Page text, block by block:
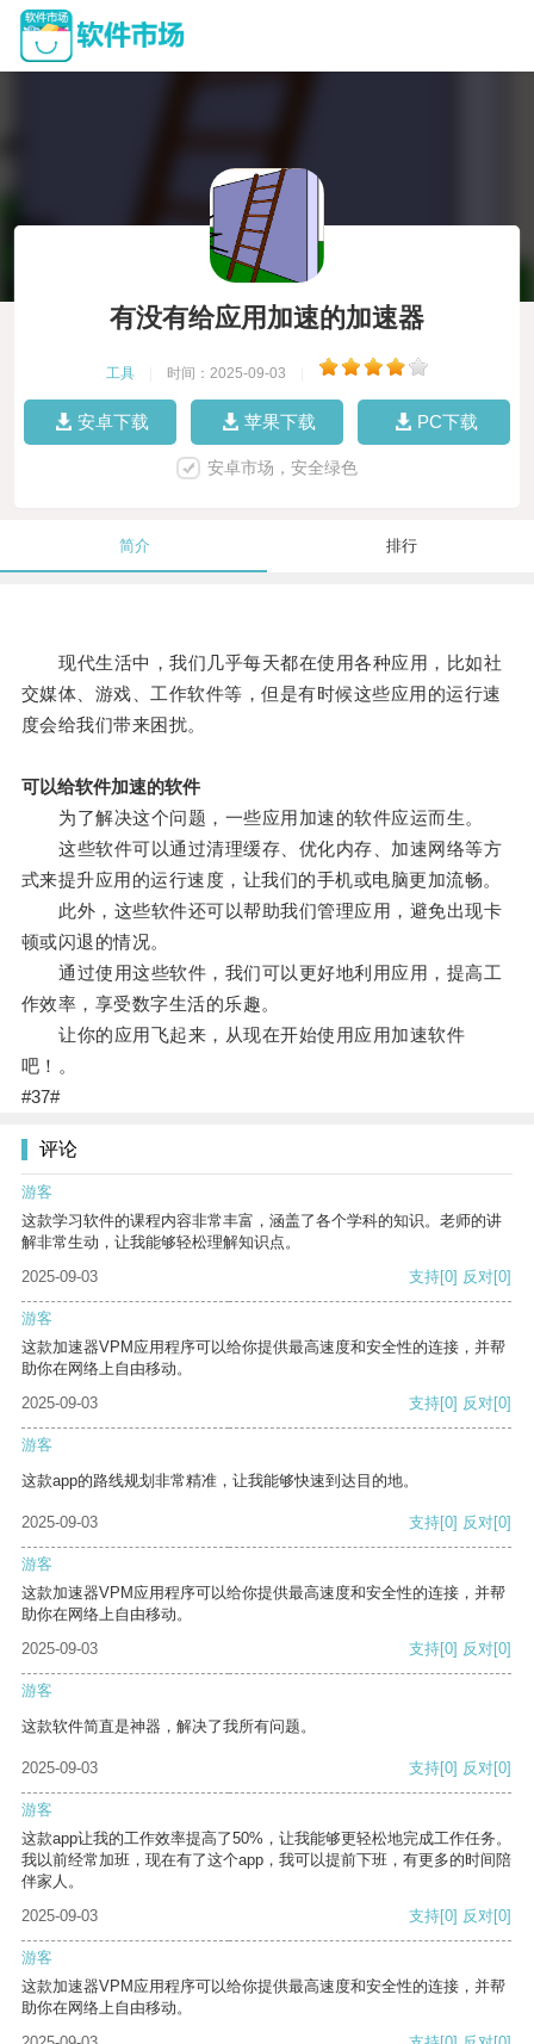
有没有给应用加速的加速器
工具 时间：2025-09-03
安卓下载 苹果下载 PC下载
安卓市场，安全绿色
简介 排行
现代生活中，我们几乎每天都在使用各种应用，比如社
交媒体、游戏、工作软件等，但是有时候这些应用的运行速
度会给我们带来困扰。
可以给软件加速的软件
为了解决这个问题，一些应用加速的软件应运而生。
这些软件可以通过清理缓存、优化内存、加速网络等方
式来提升应用的运行速度，让我们的手机或电脑更加流畅。
此外，这些软件还可以帮助我们管理应用，避免出现卡
顿或闪退的情况。
通过使用这些软件，我们可以更好地利用应用，提高工
作效率，享受数字生活的乐趣。
让你的应用飞起来，从现在开始使用应用加速软件
吧！。
#37#
评论
游客
这款学习软件的课程内容非常丰富，涵盖了各个学科的知识。老师的讲
解非常生动，让我能够轻松理解知识点。
2025-09-03
支持[0] 反对[0]
游客
这款加速器VPM应用程序可以给你提供最高速度和安全性的连接，并帮
助你在网络上自由移动。
2025-09-03
支持[0] 反对[0]
游客
这款app的路线规划非常精准，让我能够快速到达目的地。
2025-09-03 支持[0] 反对[0]
游客
这款加速器VPM应用程序可以给你提供最高速度和安全性的连接，并帮
助你在网络上自由移动。
2025-09-03
支持[0] 反对[0]
游客
这款软件简直是神器，解决了我所有问题。
2025-09-03 支持[0] 反对[0]
游客
这款app让我的工作效率提高了50%，让我能够更轻松地完成工作任务。
我以前经常加班，现在有了这个app，我可以提前下班，有更多的时间陪
伴家人。
2025-09-03
支持[0] 反对[0]
游客
这款加速器VPM应用程序可以给你提供最高速度和安全性的连接，并帮
助你在网络上自由移动。